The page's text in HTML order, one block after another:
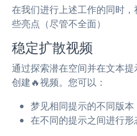
在我们进行上述工作的同时
些亮点（尽管不全面）
稳定扩散视频
通过探索潜在空间并在文本
创建🔥视频。您可以：
梦见相同提示的不同版本
在不同的提示之间进行形